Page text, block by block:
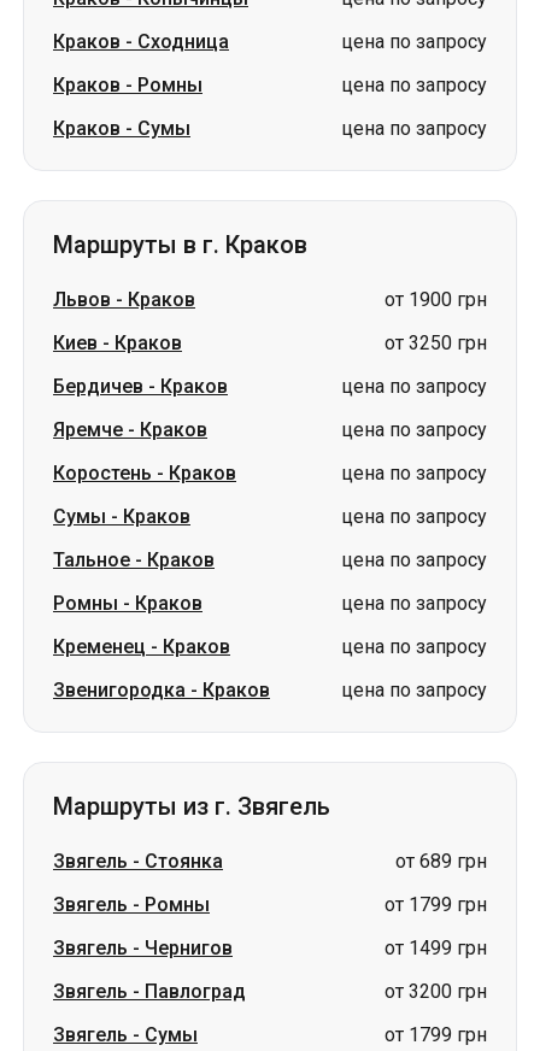
Краков - Сходница
цена по запросу
Краков - Ромны
цена по запросу
Краков - Сумы цена по запросу
Маршруты в г. Краков
Львов - Краков
от 1900 грн
Киев - Краков
от 3250 грн
Бердичев - Краков
цена по запросу
Яремче - Краков
цена по запросу
Коростень - Краков
цена по запросу
Сумы - Краков
цена по запросу
Тальное - Краков
цена по запросу
Ромны - Краков
цена по запросу
Кременец - Краков
цена по запросу
Звенигородка - Краков цена по запросу
Маршруты из г. Звягель
Звягель - Стоянка
от 689 грн
Звягель - Ромны
от 1799 грн
Звягель - Чернигов
от 1499 грн
Звягель - Павлоград
от 3200 грн
Звягель - Сумы
от 1799 грн